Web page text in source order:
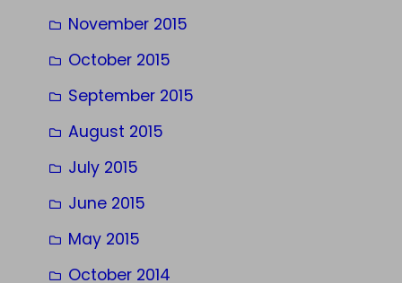
November 2015
October 2015
September 2015
August 2015
July 2015
June 2015
May 2015
October 2014